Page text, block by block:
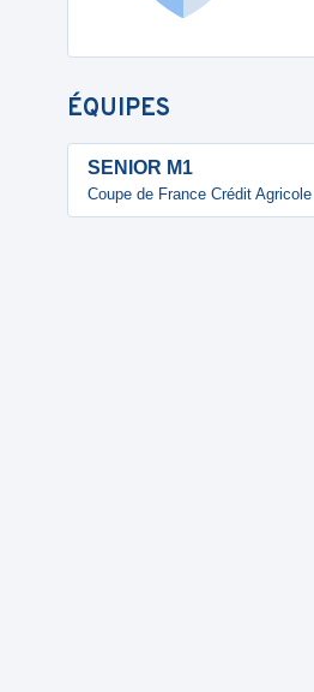
ÉQUIPES
SENIOR M1
Coupe de France Crédit